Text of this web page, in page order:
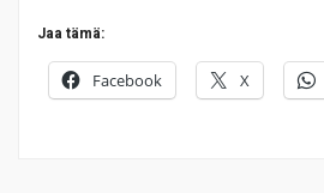
Jaa tämä:
Facebook X